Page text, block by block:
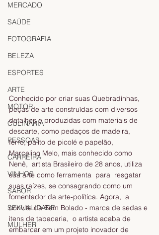
MERCADO
SAÚDE
FOTOGRAFIA
BELEZA
ESPORTES
ARTE
MOTOR
CULINÁRIA
PESSOAS
CARREIRA
VINHOS
SABOR
SEXUALIDADE
MULHER
Conhecido por criar suas Quebradinhas,
peças de arte construídas com diversos
detalhes e produzidas com materiais de
descarte, como pedaços de madeira,
ferro, palito de picolé e papelão,
Marcelino Melo, mais conhecido como
Nenê,  artista Brasileiro de 28 anos, utiliza
sua arte como ferramenta  para  resgatar
suas raízes, se consagrando como um
fomentador da arte-política. Agora,  a
convite da Bem Bolado - marca de sedas e
itens de tabacaria,  o artista acaba de
embarcar em um projeto inovador de